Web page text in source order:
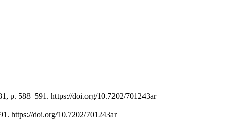
p. 588–591. https://doi.org/10.7202/701243ar
https://doi.org/10.7202/701243ar